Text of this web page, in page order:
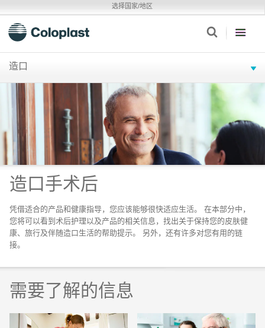
选择国家/地区
造口
造口手术后
凭借适合的产品和健康指导，您应该能够很快适应生活。 在本部分中，
您将可以看到术后护理以及产品的相关信息，找出关于保持您的皮肤健
康、旅行及伴随造口生活的帮助提示。 另外，还有许多对您有用的链
接。
需要了解的信息